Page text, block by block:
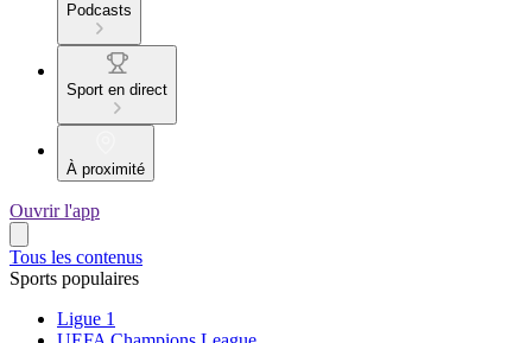
Podcasts
Sport en direct
À proximité
Ouvrir l'app
Tous les contenus
Sports populaires
Ligue 1